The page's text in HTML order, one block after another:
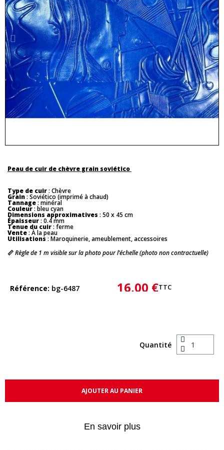
Peau de cuir de chèvre grain soviético
Type de cuir: Chèvre
Grain: Soviético (imprimé à chaud)
Tannage: minéral
Couleur: bleu cyan
Dimensions approximatives : 50 x 45 cm
Épaisseur: 0.4 mm
Tenue du cuir: ferme
Vente: À la peau
Utilisations : Maroquinerie, ameublement, accessoires
📏Règle de 1 m visible sur la photo pour l’échelle (photo non contractuelle)
Référence bg-6487 16,00 €TTC
Quantité
AJOUTER AU PANIER
En savoir plus